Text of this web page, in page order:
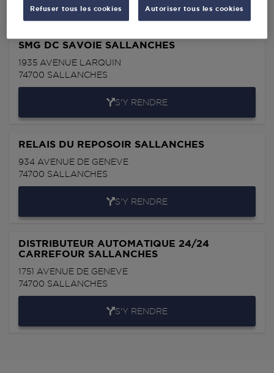
SMG DC SAVOIE SALLANCHES
1935 AVENUE LARQUIN
74700 SALLANCHES
S'Y RENDRE
RELAIS DU REPOSOIR SALLANCHES
934 AVENUE DE GENEVE
74700 SALLANCHES
S'Y RENDRE
DISTRIBUTEUR AUTOMATIQUE 24/24
CARREFOUR SALLANCHES
1751 AVENUE DE GENEVE
74700 SALLANCHES
S'Y RENDRE
Refuser tous les cookies Autoriser tous les cookies